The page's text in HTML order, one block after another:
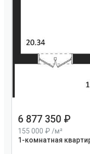
6 877 350
155 000
/м²
1-комнатная